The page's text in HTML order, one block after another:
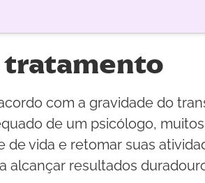
tratamento
com a gravidade do
de um psicólogo,
vida e retomar suas
alcançar resultados